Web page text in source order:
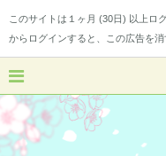
このサイトは１ヶ月 (30日) 以上ロ
からログインすると、この広告を消